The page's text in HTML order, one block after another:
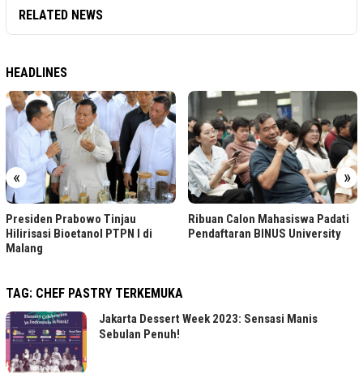
RELATED NEWS
HEADLINES
« »
Presiden Prabowo Tinjau
Hilirisasi Bioetanol PTPN I di
Malang
Ribuan Calon Mahasiswa Padati
Pendaftaran BINUS University
TAG: CHEF PASTRY TERKEMUKA
Jakarta Dessert Week 2023: Sensasi Manis
Sebulan Penuh!